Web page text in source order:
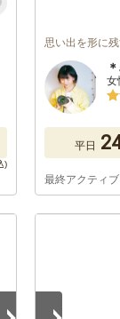
思い出を形に
女
平日
最終アクティ